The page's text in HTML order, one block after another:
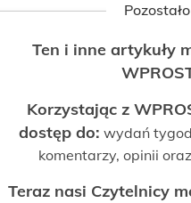
Ten i inne artykuły
Korzystając z
dostęp do: wydań
komentarzy, opinii
Teraz nasi Czytelnicy